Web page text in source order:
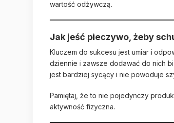
wartość odżywczą.
Jak jeść pieczywo, żeby
Kluczem do sukcesu jest umiar i
dziennie i zawsze dodawać do nich
jest bardziej sycący i nie powoduje
Pamiętaj, że to nie pojedynczy
aktywność fizyczna.